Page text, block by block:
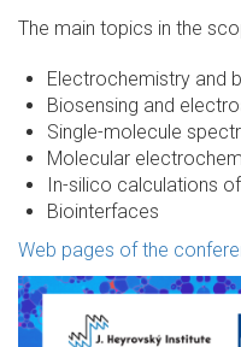
The main topics in the
Electrochemistry and
Biosensing and
Single-molecule
Molecular
In-silico calculations
Biointerfaces
Web pages of the